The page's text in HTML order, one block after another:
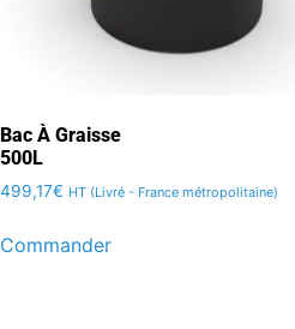
Bac À Graisse
500L
499,17€ HT (Livré - France métropolitaine)
Commander